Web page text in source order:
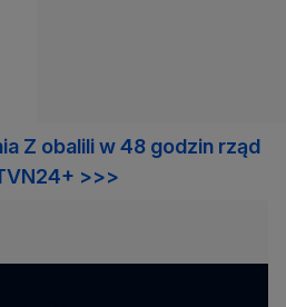
Z obalili w 48 godzin rząd
>>>